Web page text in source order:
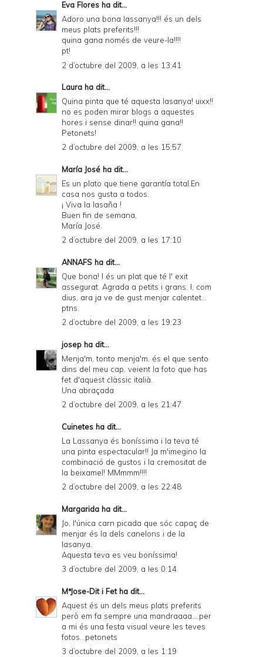
Eva Flores ha dit...
Adoro una bona lassanya!!! és un dels
meus plats preferits!!!
quina gana només de veure-la!!!!
pt!
2 d’octubre del 2009, a les 13:41
Laura ha dit...
Quina pinta que té aquesta lasanya! uixx!!
no es poden mirar blogs a aquestes
hores i sense dinar!! quina gana!!
Petonets!
2 d’octubre del 2009, a les 15:57
María José ha dit...
Es un plato que tiene garantía total.En
casa nos gusta a todos.
¡ Viva la lasaña !
Buen fin de semana,
María José.
2 d’octubre del 2009, a les 17:10
ANNAFS ha dit...
Que bona! I és un plat que té l' exit
assegurat. Agrada a petits i grans. I, com
dius, ara ja ve de gust menjar calentet...
ptns.
2 d’octubre del 2009, a les 19:23
josep ha dit...
Menja'm, tonto menja'm, és el que sento
dins del meu cap, veient la foto que has
fet d'aquest clàssic italià.
Una abraçada
2 d’octubre del 2009, a les 21:47
Cuinetes ha dit...
La Lassanya és boníssima i la teva té
una pinta espectacular!! Ja m'imegino la
combinació de gustos i la cremositat de
la beixamel! MMmmm!!!!
2 d’octubre del 2009, a les 22:48
Margarida ha dit...
Jo, l'única carn picada que sóc capaç de
menjar és la dels canelons i de la
lasanya.
Aquesta teva es veu boníssima!
3 d’octubre del 2009, a les 0:14
MªJose-Dit i Fetha dit...
Aquest és un dels meus plats preferits
però em fa sempre una mandraaaa....per
a mi és una festa visual veure les teves
fotos...petonets
3 d’octubre del 2009, a les 1:19